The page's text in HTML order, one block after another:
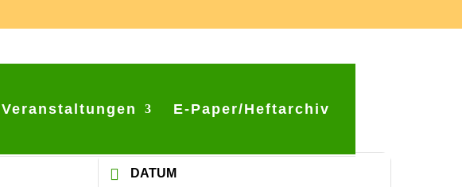
Veranstaltungen E-Paper/Heftarchiv
DATUM